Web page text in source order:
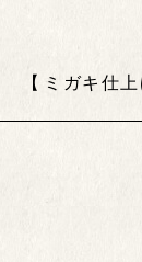
ミガキ仕